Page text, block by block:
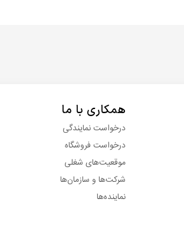
همکاری با ما
درخواست نمایندگی
درخواست فروشگاه
موقعیت‌های شغلی
شرکت‌ها و سازمان‌ها
نماینده‌ها